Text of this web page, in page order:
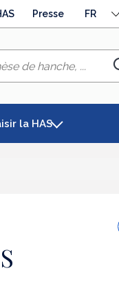
Presse
langue
la HAS